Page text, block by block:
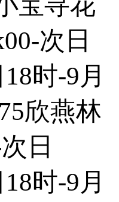
次日
时-9月
欣燕林
日
时-9月